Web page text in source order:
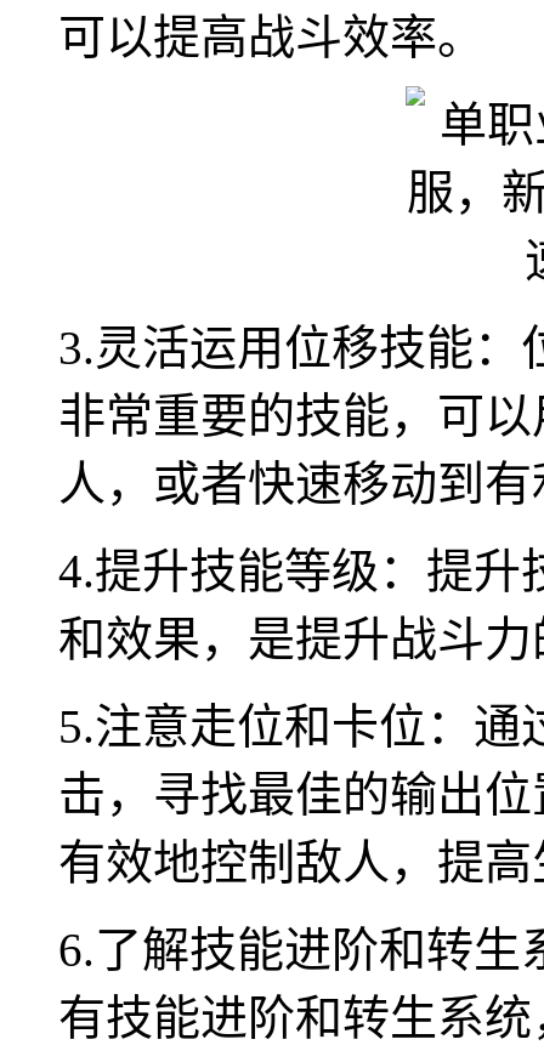
可以提高战斗效率。
3.灵活运用位移技能
非常重要的技能，可
人，或者快速移动到
4.提升技能等级：提升
和效果，是提升战斗
5.注意走位和卡位：
击，寻找最佳的输出
有效地控制敌人，提
6.了解技能进阶和转
有技能进阶和转生系